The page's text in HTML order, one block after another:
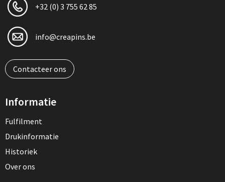
+32 (0) 3 755 62 85
info@creapins.be
Contacteer ons
Informatie
Fulfilment
Drukinformatie
Historiek
Over ons